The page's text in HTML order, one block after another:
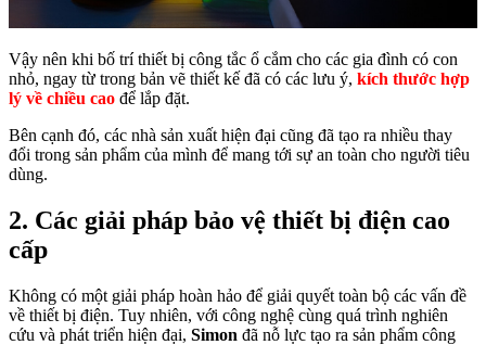
Vậy nên khi bố trí thiết bị công tắc ổ cắm cho các gia đình có con
nhỏ, ngay từ trong bản vẽ thiết kế đã có các lưu ý, kích thước hợp
lý về chiều cao để lắp đặt.
Bên cạnh đó, các nhà sản xuất hiện đại cũng đã tạo ra nhiều thay
đổi trong sản phẩm của mình để mang tới sự an toàn cho người tiêu
dùng.
2. Các giải pháp bảo vệ thiết bị điện cao
cấp
Không có một giải pháp hoàn hảo để giải quyết toàn bộ các vấn đề
về thiết bị điện. Tuy nhiên, với công nghệ cùng quá trình nghiên
cứu và phát triển hiện đại, Simon đã nỗ lực tạo ra sản phẩm công